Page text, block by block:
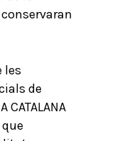
les
de
CATALANA